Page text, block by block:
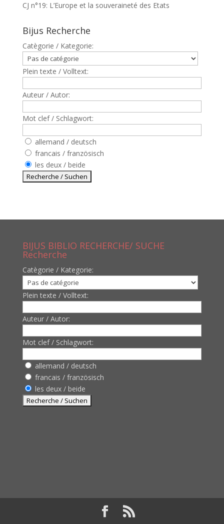
CJ n°19: L’Europe et la souveraineté des Etats
Bijus Recherche
Catègorie / Kategorie:
Plein texte / Volltext:
Auteur / Autor:
Mot clef / Schlagwort:
allemand / deutsch
francais / französisch
les deux / beide
BIJUS BIBLIO RECHERCHE/ SUCHE
Recherche
Catègorie / Kategorie:
Plein texte / Volltext:
Auteur / Autor:
Mot clef / Schlagwort:
allemand / deutsch
francais / französisch
les deux / beide